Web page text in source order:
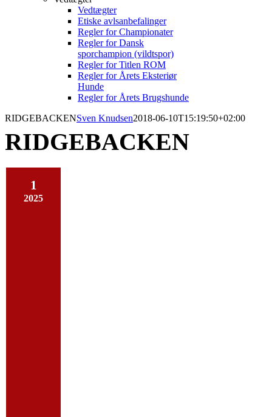
Vedtægter
Etiske avlsanbefalinger
Regler for Championater
Regler for Dansk
sporchampion (vildtspor)
Regler for Titlen ROM
Regler for Årets Eksteriør
Hunde
Regler for Årets Brugshunde
RIDGEBACKENSven Knudsen2018-06-10T15:19:50+02:00
RIDGEBACKEN
1
2025